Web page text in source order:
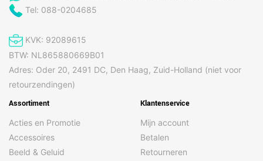
Tel: 088-0204685
KVK: 92089615
BTW: NL865880669B01
Adres: Oder 20, 2491 DC, Den Haag, Zuid-Holland (niet voor
retourzendingen)
Assortiment
Acties en Promotie
Accessoires
Beeld & Geluid
Klantenservice
Mijn account
Betalen
Retourneren